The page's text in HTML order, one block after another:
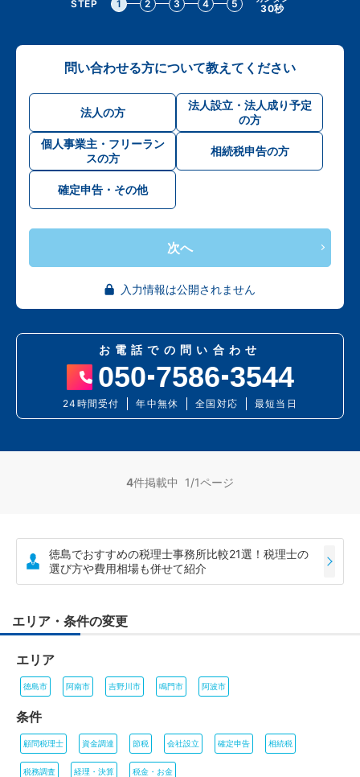
STEP 1 2 3 4 5 30秒
問い合わせる方について教えてください
法人の方
法人設立・法人成り予定
の方
個人事業主・フリーラン
スの方
相続税申告の方
確定申告・その他
次へ
入力情報は公開されません
お電話での問い合わせ
050 7586 3544
24時間受付 年中無休 全国対応 最短当日
4件掲載中 1/1ページ
徳島でおすすめの税理士事務所比較21選！税理士の
選び方や費用相場も併せて紹介
エリア・条件の変更
エリア
徳島市 阿南市 吉野川市 鳴門市 阿波市
条件
顧問税理士 資金調達 節税 会社設立 確定申告 相続税
税務調査 経理・決算 税金・お金